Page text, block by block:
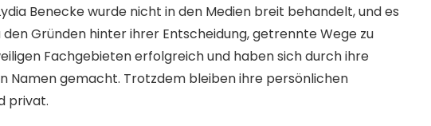
Benecke wurde nicht in den Medien breit behandelt, und es
Gründen hinter ihrer Entscheidung, getrennte Wege zu
Fachgebieten erfolgreich und haben sich durch ihre
Namen gemacht. Trotzdem bleiben ihre persönlichen
privat.